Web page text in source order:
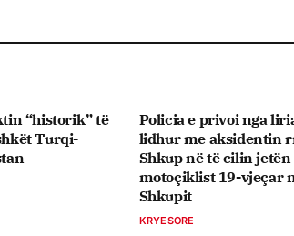
“historik” të
Turqi-
Policia e privoi nga
lidhur me aksidentin
Shkup në të cilin
motoçiklist 19-vjeçar
Shkupit
KRYESORE